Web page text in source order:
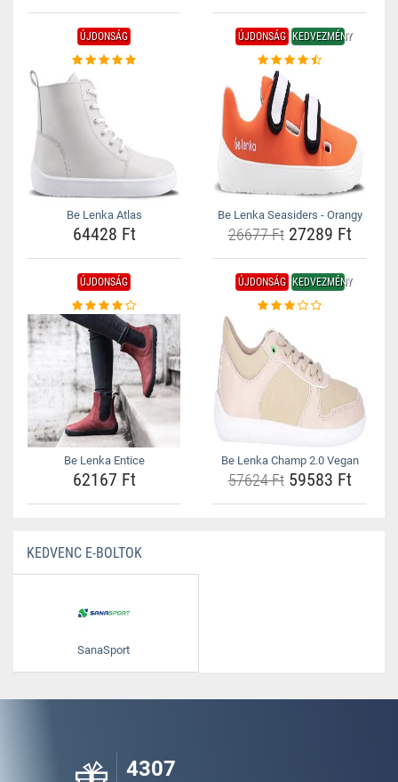
ÚJDONSÁG
Be Lenka Atlas
64428 Ft
ÚJDONSÁG KEDVEZMÉNY
Be Lenka Seasiders - Orangy
26677 Ft27289 Ft
ÚJDONSÁG
Be Lenka Entice
62167 Ft
ÚJDONSÁG KEDVEZMÉNY
Be Lenka Champ 2.0 Vegan
57624 Ft59583 Ft
KEDVENC E-BOLTOK
SanaSport
4307